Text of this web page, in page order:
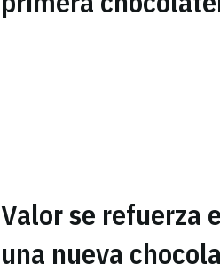
Valor se refuerza
una nueva